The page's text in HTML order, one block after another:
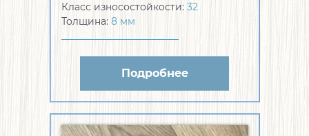
Класс износостойкости: 32
Толщина: 8 мм
Подробнее